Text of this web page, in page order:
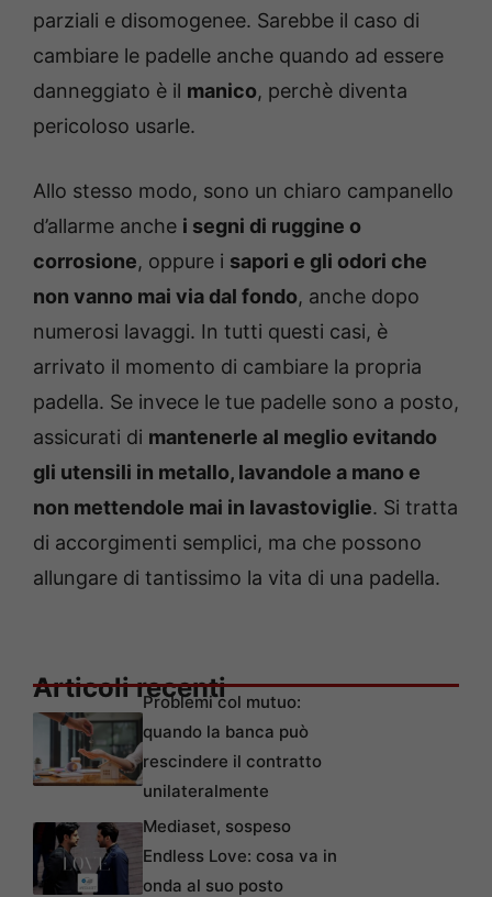
parziali e disomogenee. Sarebbe il caso di
cambiare le padelle anche quando ad essere
danneggiato è il manico, perchè diventa
pericoloso usarle.
Allo stesso modo, sono un chiaro campanello
d’allarme anche i segni di ruggine o
corrosione, oppure i sapori e gli odori che
non vanno mai via dal fondo, anche dopo
numerosi lavaggi. In tutti questi casi, è
arrivato il momento di cambiare la propria
padella. Se invece le tue padelle sono a posto,
assicurati di mantenerle al meglio evitando
gli utensili in metallo, lavandole a mano e
non mettendole mai in lavastoviglie. Si tratta
di accorgimenti semplici, ma che possono
allungare di tantissimo la vita di una padella.
Articoli recenti
Problemi col mutuo:
quando la banca può
rescindere il contratto
unilateralmente
Mediaset, sospeso
Endless Love: cosa va in
onda al suo posto